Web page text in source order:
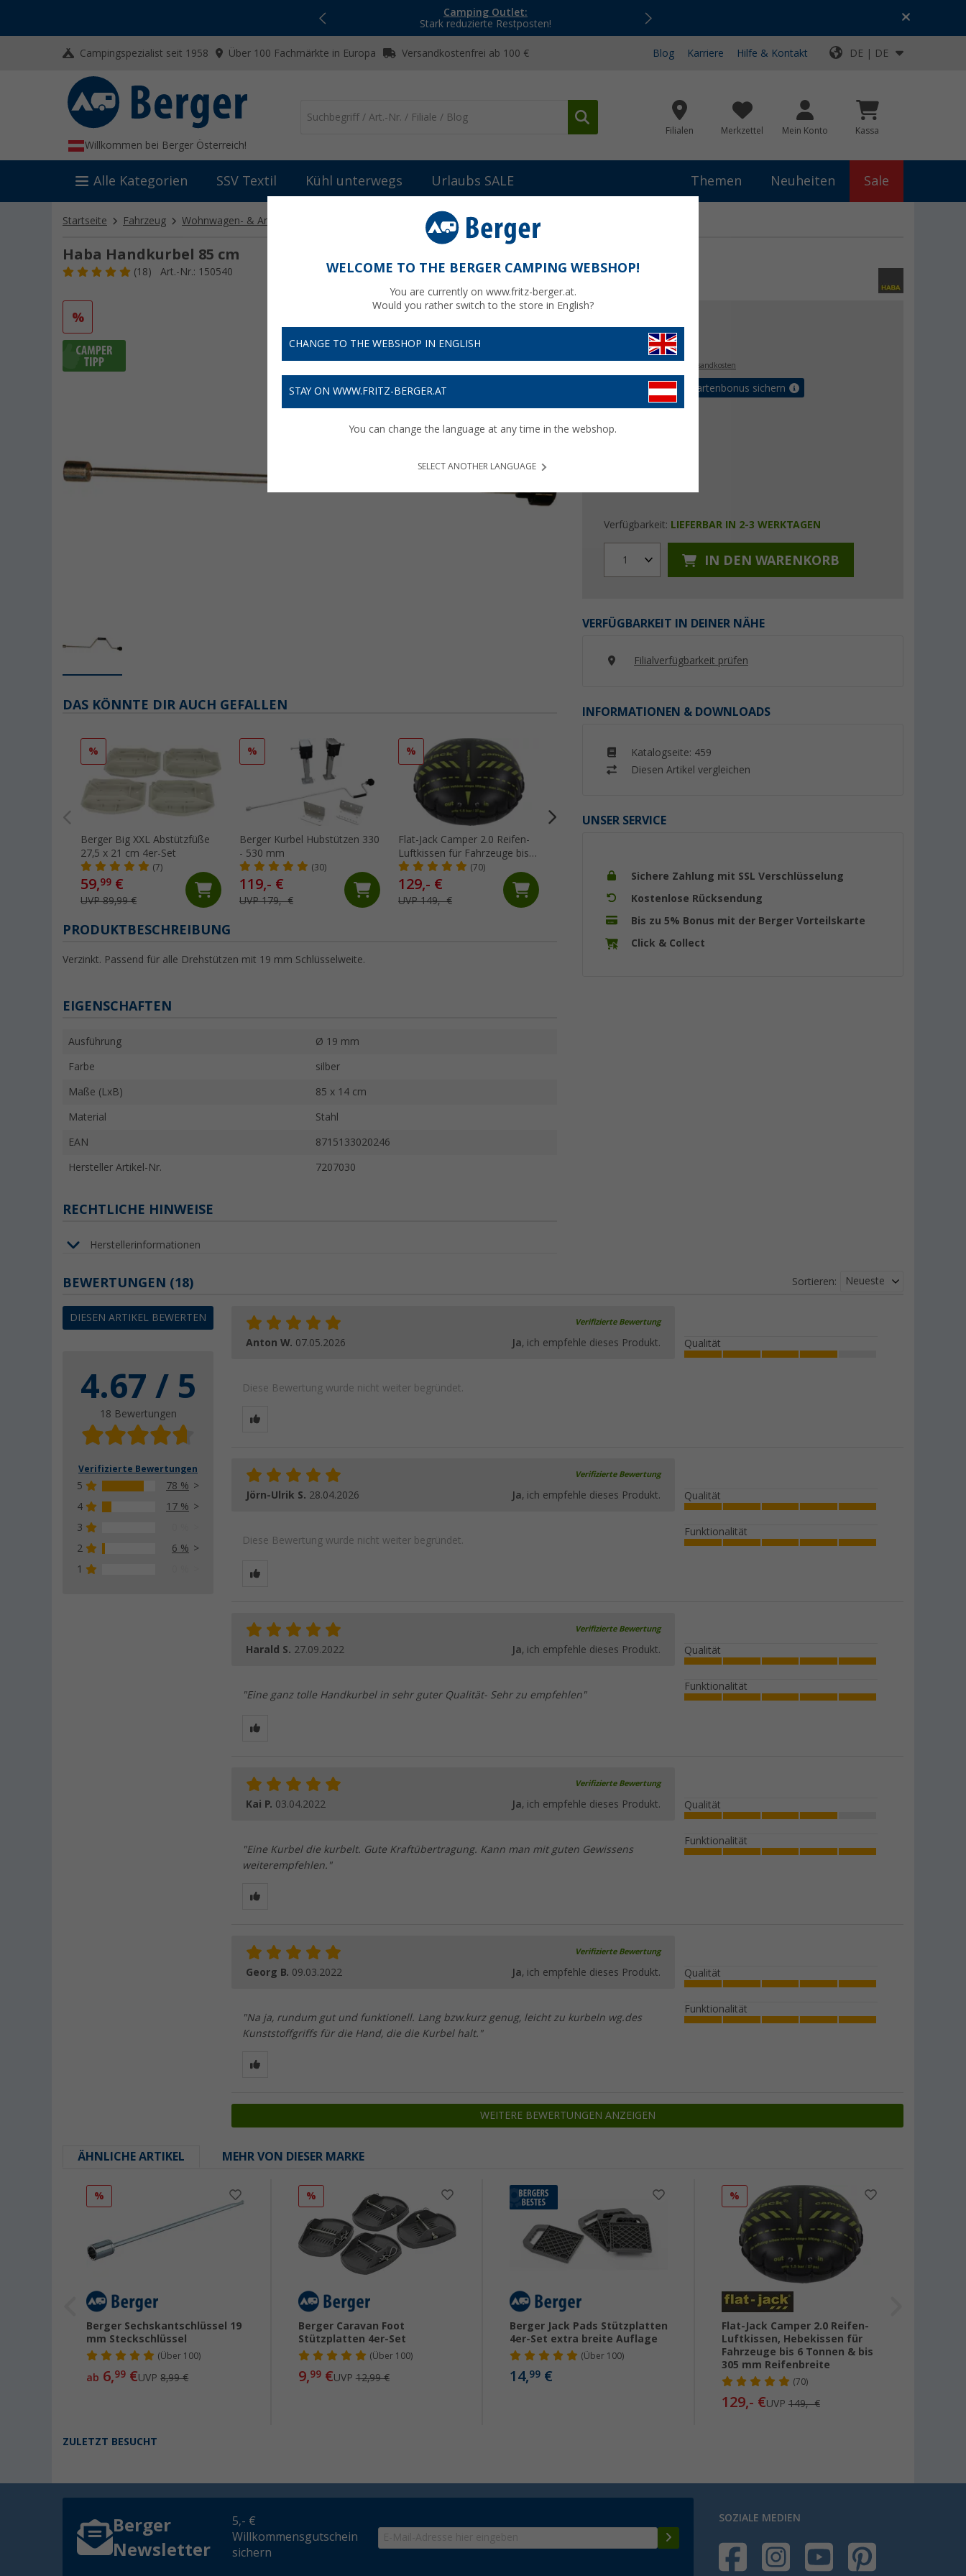
Camping Outlet:
Stark reduzierte Restposten!
Top-Deals für dein Abenteuer!
Campingspezialist seit 1958 Über 100 Fachmärkte in Europa Versandkostenfrei ab 100 € Blog Karriere Hilfe & Kontakt DE | DE
Willkommen bei Berger Österreich!
Filialen Merkzettel Mein Konto Kassa
Alle Kategorien SSV Textil Kühl unterwegs Urlaubs SALE Themen Neuheiten Sale
Startseite Fahrzeug Wohnwagen- & Anhängertechnik Stützen & Stützplatten Haba Handkurbel 85 cm
Haba Handkurbel 85 cm
(18) Art.-Nr.: 150540
%
€
zzgl. Versandkosten
Bis zu 5% Vorteilskartenbonus sichern
Verfügbarkeit: LIEFERBAR IN 2-3 WERKTAGEN
1 IN DEN WARENKORB
VERFÜGBARKEIT IN DEINER NÄHE
Filialverfügbarkeit prüfen
INFORMATIONEN & DOWNLOADS
Katalogseite: 459
Diesen Artikel vergleichen
UNSER SERVICE
Sichere Zahlung mit SSL Verschlüsselung
Kostenlose Rücksendung
Bis zu 5% Bonus mit der Berger Vorteilskarte
Click & Collect
DAS KÖNNTE DIR AUCH GEFALLEN
%
Berger Big XXL Abstützfüße
27,5 x 21 cm 4er-Set
(7)
59,99 €
UVP 89,99 €
%
Berger Kurbel Hubstützen 330
- 530 mm
(30)
119,- €
UVP 179,- €
%
Flat-Jack Camper 2.0 Reifen-
Luftkissen für Fahrzeuge bis 6
Tonnen & bis 305 mm
Reifenbreite
(70)
129,- €
UVP 149,- €
Wohnwagen & Wohnmobil
UVP 159,- €
3,99 €
UVP 5,99 €
PRODUKTBESCHREIBUNG
Verzinkt. Passend für alle Drehstützen mit 19 mm Schlüsselweite.
EIGENSCHAFTEN
Ausführung Ø 19 mm
Farbe silber
Maße (LxB) 85 x 14 cm
Material Stahl
EAN 8715133020246
Hersteller Artikel-Nr. 7207030
RECHTLICHE HINWEISE
Herstellerinformationen
BEWERTUNGEN (18)
DIESEN ARTIKEL BEWERTEN
4.67 / 5
18 Bewertungen
Verifizierte Bewertungen
5
78 %
4
17 %
3
2
6 %
1
Sortieren: Neueste
Verifizierte Bewertung
Anton W. 07.05.2026 Ja, ich empfehle dieses Produkt.
Diese Bewertung wurde nicht weiter begründet.
Qualität
Verifizierte Bewertung
Jörn-Ulrik S. 28.04.2026 Ja, ich empfehle dieses Produkt.
Diese Bewertung wurde nicht weiter begründet.
Qualität
Funktionalität
Verifizierte Bewertung
Harald S. 27.09.2022 Ja, ich empfehle dieses Produkt.
"Eine ganz tolle Handkurbel in sehr guter Qualität- Sehr zu empfehlen"
Qualität
Funktionalität
Verifizierte Bewertung
Kai P. 03.04.2022 Ja, ich empfehle dieses Produkt.
"Eine Kurbel die kurbelt. Gute Kraftübertragung. Kann man mit guten Gewissens
weiterempfehlen."
Qualität
Funktionalität
Verifizierte Bewertung
Georg B. 09.03.2022 Ja, ich empfehle dieses Produkt.
"Na ja, rundum gut und funktionell. Lang bzw.kurz genug, leicht zu kurbeln wg.des
Kunststoffgriffs für die Hand, die die Kurbel halt."
Qualität
Funktionalität
WEITERE BEWERTUNGEN ANZEIGEN
ÄHNLICHE ARTIKEL MEHR VON DIESER MARKE
%
Berger Sechskantschlüssel 19
mm Steckschlüssel
(Über 100)
ab 6,99 €UVP8,99 €
%
Berger Caravan Foot
Stützplatten 4er-Set
(Über100)
9,99€UVP 12,99 €
Berger Jack Pads Stützplatten
4er-Set extra breite Auflage
(Über 100)
14,99 €
%
Flat-Jack Camper 2.0 Reifen-
Luftkissen, Hebekissen für
Fahrzeuge bis 6 Tonnen & bis
305 mm Reifenbreite
(70)
129,- €UVP 149,- €
ZULETZT BESUCHT
Berger
Newsletter
5,- €
Willkommensgutschein
sichern
SOZIALE MEDIEN
WELCOME TO THE BERGER CAMPING WEBSHOP!
You are currently on www.fritz-berger.at.
Would you rather switch to the store in English?
CHANGE TO THE WEBSHOP IN ENGLISH
STAY ON WWW.FRITZ-BERGER.AT
You can change the language at any time in the webshop.
SELECT ANOTHER LANGUAGE